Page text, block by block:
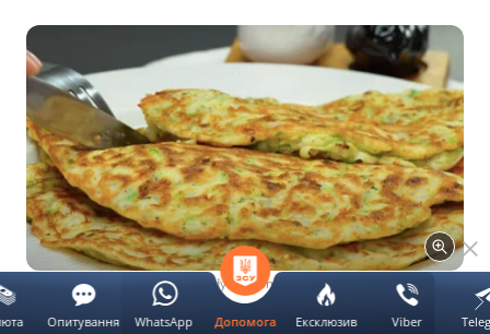
Готові чебуреки. Фото: gospodynka.com.ua
Допомога Ексклюзив Viber
Опитування WhatsApp